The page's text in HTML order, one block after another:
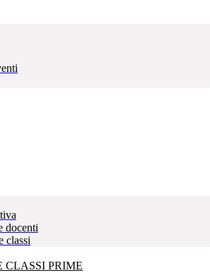
docenti
classi
CLASSI PRIME